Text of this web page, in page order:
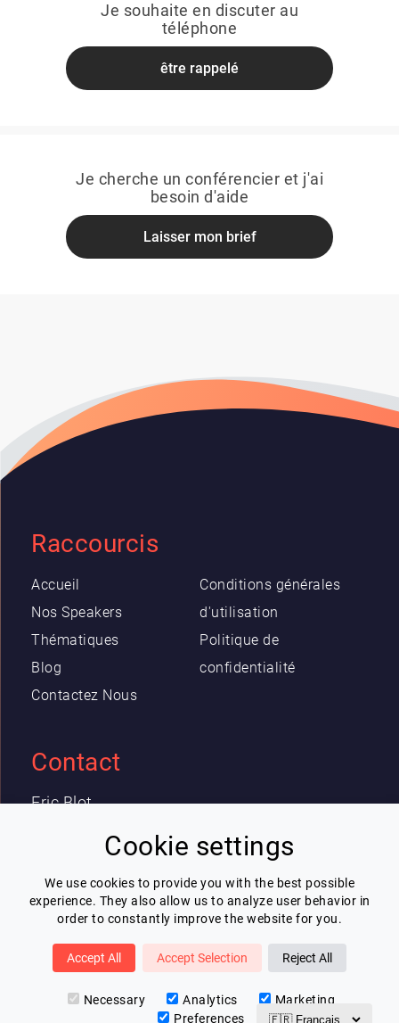
Cookie settings
We use cookies to provide you with the best possible
experience. They also allow us to analyze user behavior in
order to constantly improve the website for you.
Accept All Accept Selection Reject All
Necessary Analytics
Marketing
Preferences
Je souhaite en discuter au
téléphone
être rappelé
Je cherche un conférencier et j'ai
besoin d'aide
Laisser mon brief
Raccourcis
Accueil
Nos Speakers
Thématiques
Blog
Contactez Nous
Conditions générales
d'utilisation
Politique de
confidentialité
Contact
Eric Blot
Newsletter
Lespeakers
Je m'inscris